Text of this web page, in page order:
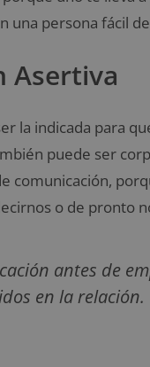
una persona fácil
Asertiva
la indicada para
puede ser
comunicación,
o de pronto
antes de
en la relación.